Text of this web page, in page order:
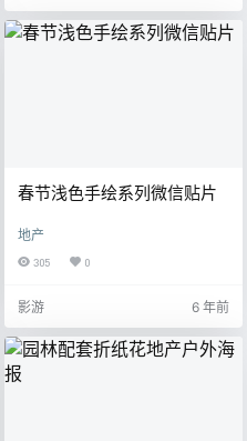
春节浅色手绘系列微信贴片
地产
305 0
影游 6 年前